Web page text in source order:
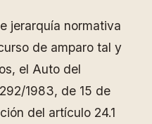
jerarquía normativa
de amparo tal y
el Auto del
1983, de 15 de
del artículo 24.1